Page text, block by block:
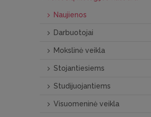
Naujienos
Darbuotojai
Mokslinė veikla
Stojantiesiems
Studijuojantiems
Visuomeninė veikla